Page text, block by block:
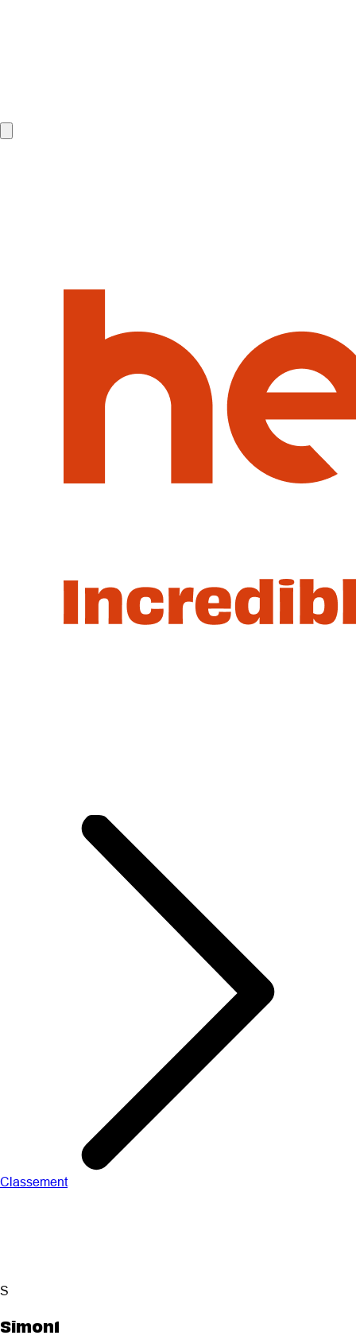
Classement
S
Simon1